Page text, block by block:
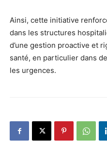
Ainsi, cette initiative
dans les structures
d’une gestion proactive et
santé, en particulier dans
les urgences.